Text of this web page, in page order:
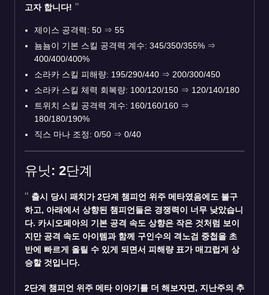
고자 합니다!
제이스 공격력: 50 ⇒ 55
뇸뇸이 기본 스킬 공격력 계수: 345/350/355% ⇒
400/400/400%
소라카 스킬 피해량: 195/290/440 ⇒ 200/300/450
소라카 스킬 체력 회복량: 100/120/150 ⇒ 120/140/180
트위치 스킬 공격력 계수: 160/160/160 ⇒
180/180/190%
직스 마나 조정: 0/50 ⇒ 0/40
유닛: 2단계
출시 당시 패치가 2단계 챔피언 위주 메타였음에도 불구
하고, 아래에서 상향된 챔피언들은 경쟁력이 너무 낮았습니
다. 카시오페아의 기본 공격 속도 상향은 작은 것처럼 보이
지만 공격 속도 아이템과 함께 구인수의 격노검 중첩을 초
반에 빠르게 올릴 수 있게 되면서 피해량 표가 매끄럽게 상
승할 것입니다.
2단계 챔피언 위주 메타 이야기를 더 해보자면, 지난주의 추